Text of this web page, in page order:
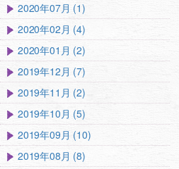
2020年07月 (1)
2020年02月 (4)
2020年01月 (2)
2019年12月 (7)
2019年11月 (2)
2019年10月 (5)
2019年09月 (10)
2019年08月 (8)